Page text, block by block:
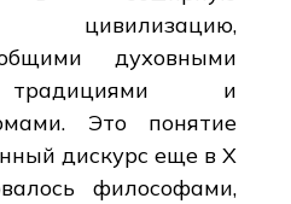
цивилизацию,
духовными
традициями и
Это понятие
дискурс еще в X
философами,